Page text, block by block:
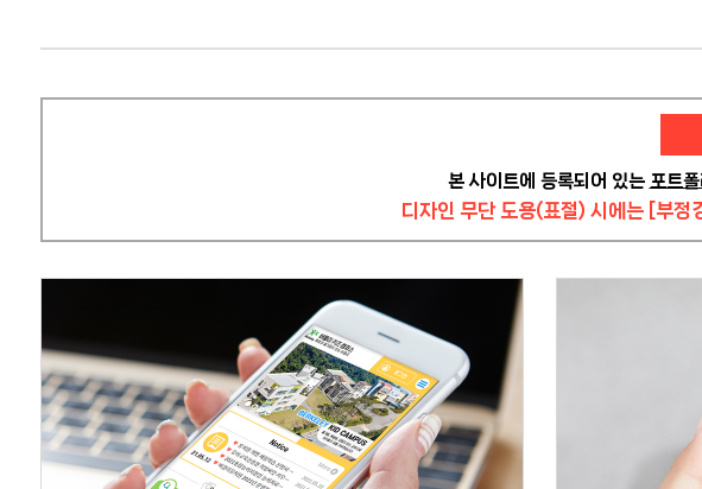
본 사이트에 등록되어 있는 포트
디자인 무단 도용(표절) 시에는 [부정